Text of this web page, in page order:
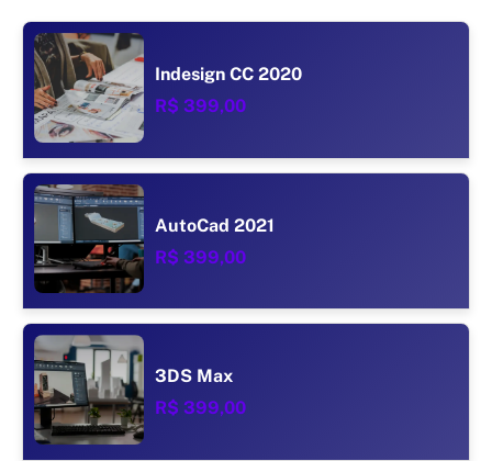
Indesign CC 2020
R$ 399,00
AutoCad 2021
R$ 399,00
3DS Max
R$ 399,00